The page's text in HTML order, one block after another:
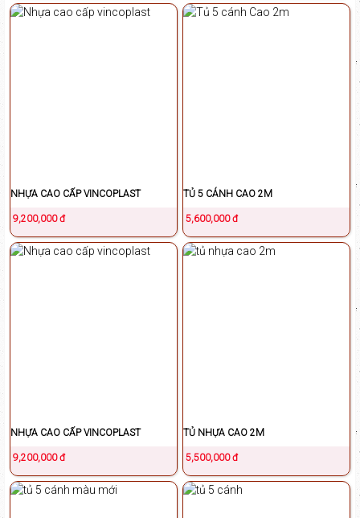
NHỰA CAO CẤP VINCOPLAST
9,200,000 đ
TỦ 5 CÁNH CAO 2M
5,600,000 đ
NHỰA CAO CẤP VINCOPLAST
9,200,000 đ
TỦ NHỰA CAO 2M
5,500,000 đ